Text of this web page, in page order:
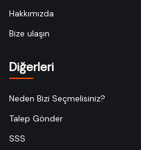
Hakkımızda
Bize ulaşın
Diğerleri
Neden Bizi Seçmelisiniz?
Talep Gönder
SSS